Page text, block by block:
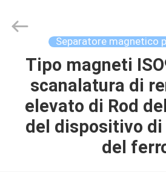
CASA
PRODOTTI
Machinery
Reserved.
Separatore magnetico
Tipo magneti
scanalatura di
elevato di Rod
del dispositivo
del